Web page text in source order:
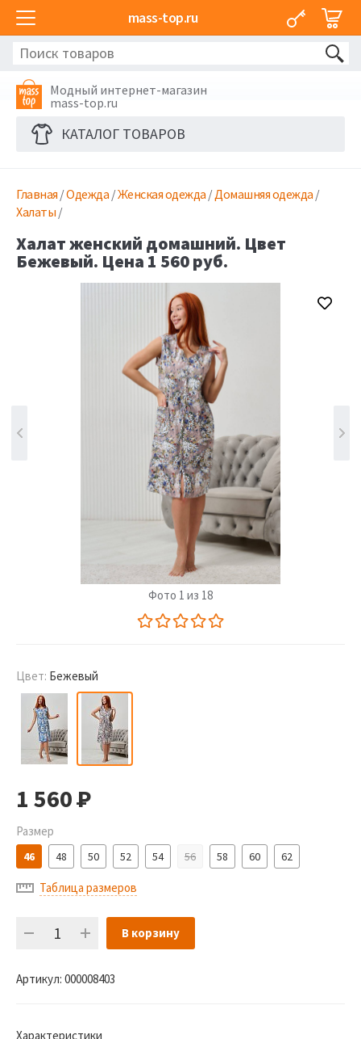
mass-top.ru
Модный интернет-магазин
mass-top.ru
КАТАЛОГ ТОВАРОВ
Главная /Одежда /Женская одежда /Домашняя одежда /
Халаты /
Халат женский домашний. Цвет
Бежевый. Цена 1 560 руб.
Фото 1 из 18
Цвет: Бежевый
1 560Р
Размер
46 48 50 52 54 56 58 60 62
Таблица размеров
В корзину
Артикул: 000008403
Характеристики